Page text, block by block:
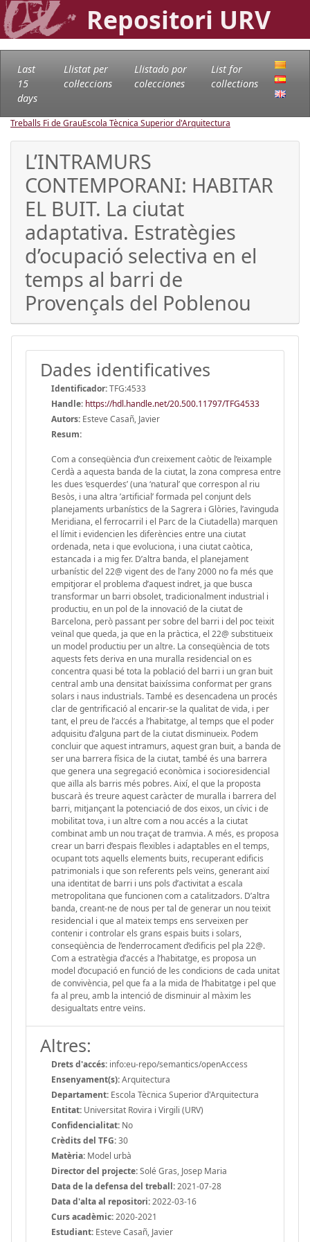
Repositori URV
Last
15
days
Llistat per
col·leccions
Llistado por
colecciones
List for
collections
Treballs Fi de GrauEscola Tècnica Superior d'Arquitectura
L’INTRAMURS
CONTEMPORANI: HABITAR
EL BUIT. La ciutat
adaptativa. Estratègies
d’ocupació selectiva en el
temps al barri de
Provençals del Poblenou
Dades identificatives
Identificador:TFG:4533
Handle: https://hdl.handle.net/20.500.11797/TFG4533
Autors: Esteve Casañ, Javier
Resum:
Com a conseqüència d’un creixement caòtic de l’eixample
Cerdà a aquesta banda de la ciutat, la zona compresa entre
les dues ‘esquerdes’ (una ‘natural’ que correspon al riu
Besòs, i una altra ’artificial’ formada pel conjunt dels
planejaments urbanístics de la Sagrera i Glòries, l’avinguda
Meridiana, el ferrocarril i el Parc de la Ciutadella) marquen
el límit i evidencien les diferències entre una ciutat
ordenada, neta i que evoluciona, i una ciutat caòtica,
estancada i a mig fer. D’altra banda, el planejament
urbanístic del 22@ vigent des de l’any 2000 no fa més que
empitjorar el problema d’aquest indret, ja que busca
transformar un barri obsolet, tradicionalment industrial i
productiu, en un pol de la innovació de la ciutat de
Barcelona, però passant per sobre del barri i del poc teixit
veïnal que queda, ja que en la pràctica, el 22@ substitueix
un model productiu per un altre. La conseqüència de tots
aquests fets deriva en una muralla residencial on es
concentra quasi bé tota la població del barri i un gran buit
central amb una densitat baixíssima conformat per grans
solars i naus industrials. També es desencadena un procés
clar de gentrificació al encarir-se la qualitat de vida, i per
tant, el preu de l’accés a l’habitatge, al temps que el poder
adquisitu d’alguna part de la ciutat disminueix. Podem
concluir que aquest intramurs, aquest gran buit, a banda de
ser una barrera física de la ciutat, també és una barrera
que genera una segregació econòmica i socioresidencial
que aïlla als barris més pobres. Així, el que la proposta
buscarà és treure aquest caràcter de muralla i barrera del
barri, mitjançant la potenciació de dos eixos, un cívic i de
mobilitat tova, i un altre com a nou accés a la ciutat
combinat amb un nou traçat de tramvia. A més, es proposa
crear un barri d’espais flexibles i adaptables en el temps,
ocupant tots aquells elements buits, recuperant edificis
patrimonials i que son referents pels veïns, generant així
una identitat de barri i uns pols d’activitat a escala
metropolitana que funcionen com a catalitzadors. D’altra
banda, creant-ne de nous per tal de generar un nou teixit
residencial i que al mateix temps ens serveixen per
contenir i controlar els grans espais buits i solars,
conseqüència de l’enderrocament d’edificis pel pla 22@.
Com a estratègia d’accés a l’habitatge, es proposa un
model d’ocupació en funció de les condicions de cada unitat
de convivència, pel que fa a la mida de l’habitatge i pel que
fa al preu, amb la intenció de disminuir al màxim les
desigualtats entre veïns.
Altres:
Drets d'accés: info:eu-repo/semantics/openAccess
Ensenyament(s):Arquitectura
Departament: Escola Tècnica Superior d'Arquitectura
Entitat: Universitat Rovira i Virgili (URV)
Confidencialitat: No
Crèdits del TFG:30
Matèria: Model urbà
Director del projecte:Solé Gras, Josep Maria
Data de la defensa del treball:2021-07-28
Data d'alta al repositori:2022-03-16
Curs acadèmic:2020-2021
Estudiant: Esteve Casañ, Javier